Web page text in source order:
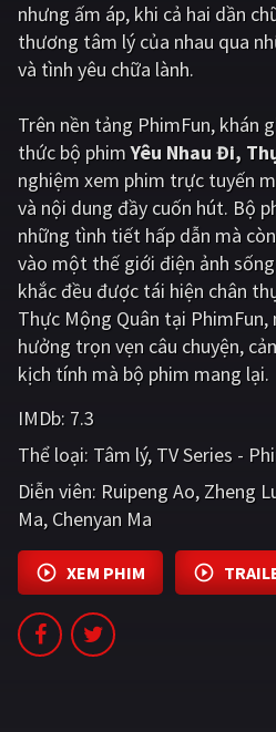
Viễn tưởng
Hoạt hình
Giật gân
Bí ẩn
Viễn Tây
GameShow
QUỐC GIA
Ấn Độ
Tổng hợp
CẬP NHẬT
PHIM MỚI
nhưng ấm áp, khi cả hai dần
thương tâm lý của nhau qua
và tình yêu chữa lành.
Trên nền tảng PhimFun, khán
thức bộ phimYêu Nhau Đi,
nghiệm xem phim trực tuyến
và nội dung đầy cuốn hút. Bộ
những tình tiết hấp dẫn mà
vào một thế giới điện ảnh
khắc đều được tái hiện chân
Thực Mộng Quân tại
hưởng trọn vẹn câu chuyện,
kịch tính mà bộ phim mang lại.
IMDb: 7.3
Thể loại: Tâm lý TV Series -
Diễn viên: Ruipeng Ao Zheng
Ma Chenyan Ma
XEM PHIM